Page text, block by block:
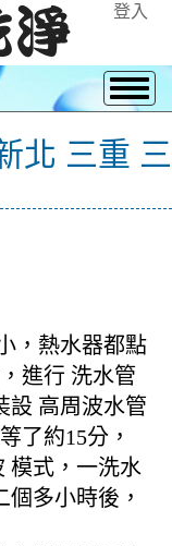
登入
北 三重 三
，熱水器都點
進行 洗水管
設 高周波水管
了約15分，
模式，一洗水
多小時後，